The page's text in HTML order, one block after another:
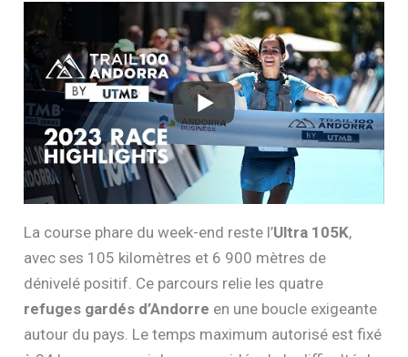
La course phare du week-end reste l’Ultra 105K,
avec ses 105 kilomètres et 6 900 mètres de
dénivelé positif. Ce parcours relie les quatre
refuges gardés d’Andorre en une boucle exigeante
autour du pays. Le temps maximum autorisé est fixé